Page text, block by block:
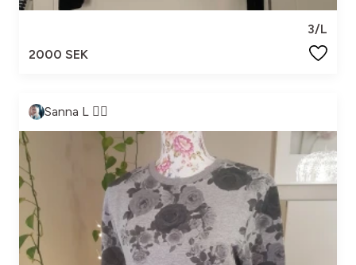
3/L
2000 SEK
Sanna L 🧚‍♀️